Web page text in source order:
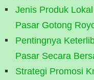
Jenis Produk
Pasar Gotong
Pentingnya
Pasar Secara
Strategi Promosi